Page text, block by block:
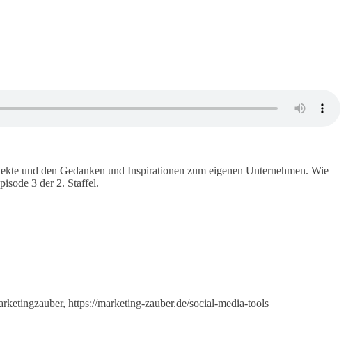
und den Gedanken und Inspirationen zum eigenen Unternehmen. Wie
3 der 2. Staffel.
https://marketing-zauber.de/social-media-tools